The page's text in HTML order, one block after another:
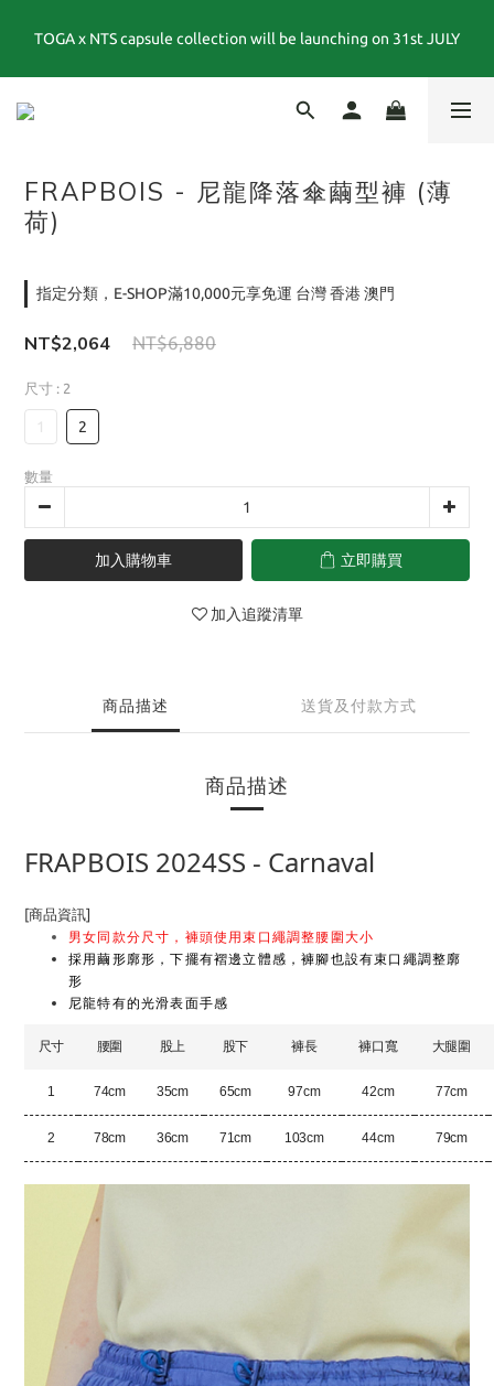
夏末選品特別企劃｜1折起｜特價商品售出後不退換貨
TOGA x NTS capsule collection will be launching on 31st JULY
夏末選品特別企劃｜1折起｜特價商品售出後不退換貨
FRAPBOIS - 尼龍降落傘繭型褲 (薄
荷)
指定分類，E-SHOP滿10,000元享免運 台灣 香港 澳門
NT$2,064 NT$6,880
尺寸 : 2
1 2
數量
加入購物車 立即購買
加入追蹤清單
商品描述 送貨及付款方式
商品描述
FRAPBOIS 2024SS - Carnaval
[商品資訊]
男女同款分尺寸，褲頭使用束口繩調整腰圍大小
採用繭形廓形，下擺有褶邊立體感，褲腳也設有束口繩調整廓
形
尼龍特有的光滑表面手感
尺寸 腰圍 股上 股下 褲長 褲口寬 大腿圍
1 74cm 35cm 65cm 97cm 42cm 77cm
2 78cm 36cm 71cm 103cm 44cm 79cm